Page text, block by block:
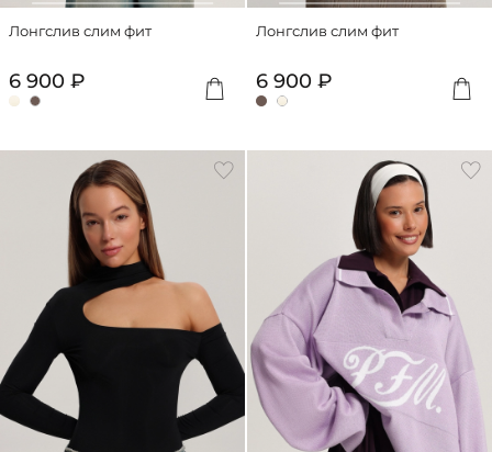
Лонгслив слим фит
6 900 ₽
Лонгслив слим фит
6 900 ₽